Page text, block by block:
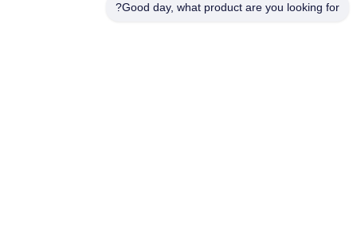
Good day, what product are you looking for?